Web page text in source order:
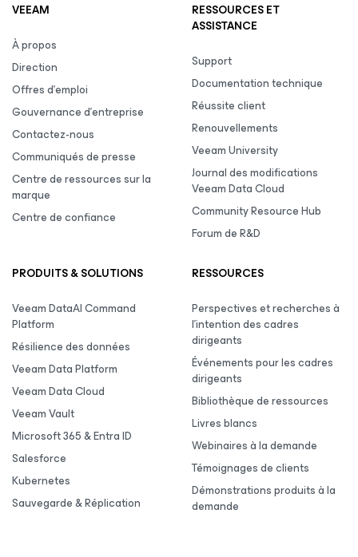
VEEAM
À propos
Direction
Offres d’emploi
Gouvernance d’entreprise
Contactez-nous
Communiqués de presse
Centre de ressources sur la
marque
Centre de confiance
RESSOURCES ET
ASSISTANCE
Support
Documentation technique
Réussite client
Renouvellements
Veeam University
Journal des modifications
Veeam Data Cloud
Community Resource Hub
Forum de R&D
PRODUITS & SOLUTIONS
Veeam DataAI Command
Platform
Résilience des données
Veeam Data Platform
Veeam Data Cloud
Veeam Vault
Microsoft 365 & Entra ID
Salesforce
Kubernetes
Sauvegarde & Réplication
RESSOURCES
Perspectives et recherches à
l’intention des cadres
dirigeants
Événements pour les cadres
dirigeants
Bibliothèque de ressources
Livres blancs
Webinaires à la demande
Témoignages de clients
Démonstrations produits à la
demande